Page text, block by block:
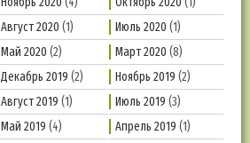
Август 2020 (1) Июль 2020 (1)
Май 2020 (2) Март 2020 (8)
Декабрь 2019 (2) Ноябрь 2019 (2)
Август 2019 (1) Июль 2019 (3)
Май 2019 (4) Апрель 2019 (1)